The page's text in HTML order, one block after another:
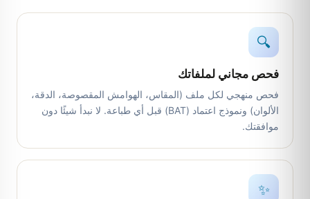
🔍
فحص مجاني لملفاتك
فحص منهجي لكل ملف (المقاس، الهوامش المقصوصة، الدقة،
الألوان) ونموذج اعتماد (BAT) قبل أي طباعة. لا نبدأ شيئًا دون
موافقتك.
✨